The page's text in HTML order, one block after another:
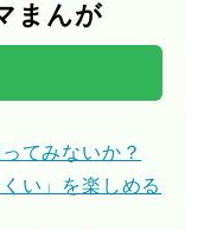
まんが
てみないか？
い」を楽しめる